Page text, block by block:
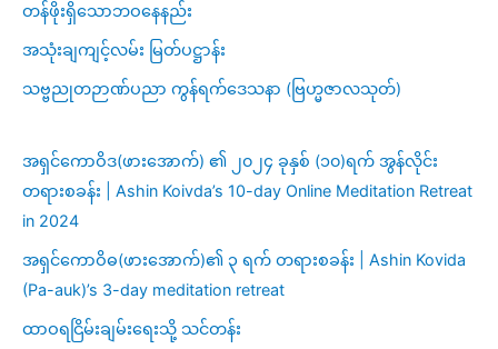
တန်ဖိုးရှိသောဘဝနေနည်း
အသုံးချကျင့်လမ်း မြတ်ပဋ္ဌာန်း
သဗ္ဗညုတဉာဏ်ပညာ ကွန်ရက်ဒေသနာ (ဗြဟ္မဇာလသုတ်)
အရှင်ကောဝိဒ(ဖားအောက်) ၏ ၂၀၂၄ ခုနှစ် (၁၀)ရက် အွန်လိုင်း
တရားစခန်း | Ashin Koivda’s 10-day Online Meditation Retreat
in 2024
အရှင်ကောဝိဓ(ဖားအောက်)၏ ၃ ရက် တရားစခန်း | Ashin Kovida
(Pa-auk)’s 3-day meditation retreat
ထာဝရငြိမ်းချမ်းရေးသို့ သင်တန်း